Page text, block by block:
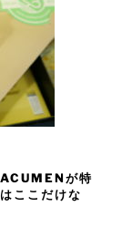
ACUMENが特
ここだけな